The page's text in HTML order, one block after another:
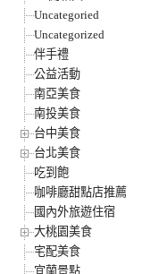
Uncategoried
Uncategorized
伴手禮
公益活動
南亞美食
南投美食
台中美食
台北美食
吃到飽
咖啡廳甜點店推薦
國內外旅遊住宿
大桃園美食
宅配美食
宜蘭景點